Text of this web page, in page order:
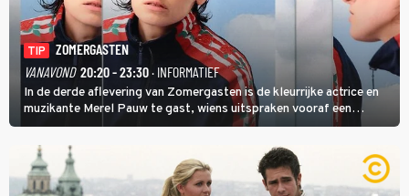
TIP
ZOMERGASTEN
VANAVOND 20:20 - 23:30· INFORMATIEF
In de derde aflevering van Zomergasten is de kleurrijke actrice en
muzikante Merel Pauw te gast, wiens uitspraken vooraf een
boeiende avond beloven: 'Mijn ideale televisieavond is zoals mijn
identiteit: grenzeloos, absurd en vol angsten'.